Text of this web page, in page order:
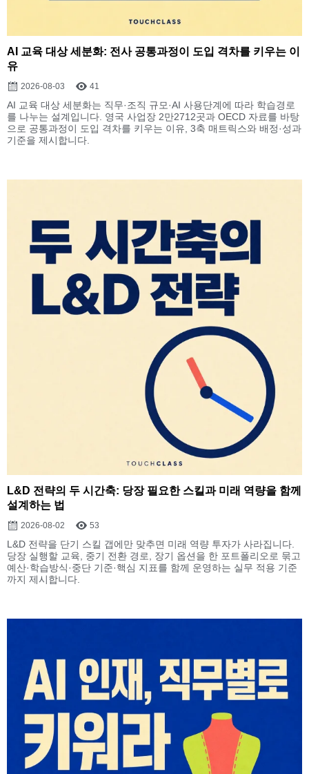
AI 교육 대상 세분화: 전사 공통과정이 도입 격차를 키우는 이
유
2026-08-03 41
AI 교육 대상 세분화는 직무·조직 규모·AI 사용단계에 따라 학습경로
를 나누는 설계입니다. 영국 사업장 2만2712곳과 OECD 자료를 바탕
으로 공통과정이 도입 격차를 키우는 이유, 3축 매트릭스와 배정·성과
기준을 제시합니다.
L&D 전략의 두 시간축: 당장 필요한 스킬과 미래 역량을 함께
설계하는 법
2026-08-02 53
L&D 전략을 단기 스킬 갭에만 맞추면 미래 역량 투자가 사라집니다.
당장 실행할 교육, 중기 전환 경로, 장기 옵션을 한 포트폴리오로 묶고
예산·학습방식·중단 기준·핵심 지표를 함께 운영하는 실무 적용 기준
까지 제시합니다.